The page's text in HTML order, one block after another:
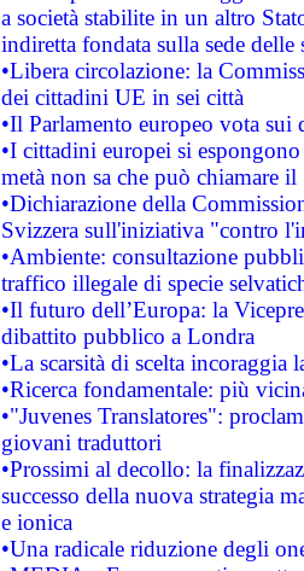
a società stabilite in un altro
indiretta fondata sulla sede delle
•Libera circolazione: la
dei cittadini UE in sei città
•Il Parlamento europeo vota sui
•I cittadini europei si
metà non sa che può chiamare
•Dichiarazione della
Svizzera sull'iniziativa "contro
•Ambiente: consultazione
traffico illegale di specie
•Il futuro dell’Europa: la
dibattito pubblico a Londra
•La scarsità di scelta
•Ricerca fondamentale: più
•"Juvenes Translatores":
giovani traduttori
•Prossimi al decollo: la
successo della nuova strategia
e ionica
•Una radicale riduzione degli